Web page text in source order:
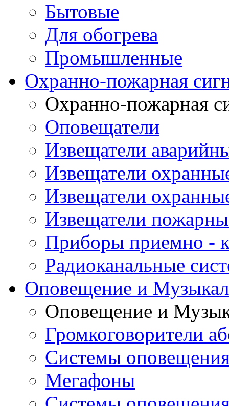
Бытовые
Для обогрева
Промышленные
Охранно-пожарная
Охранно-пожарная
Оповещатели
Извещатели
Извещатели
Извещатели
Извещатели
Приборы приемно -
Радиоканальные
Оповещение и
Оповещение и
Громкоговорители
Системы
Мегафоны